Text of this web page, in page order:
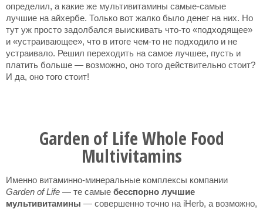
определил, а какие же мультивитамины самые-самые
лучшие на айхербе. Только вот жалко было денег на них. Но
тут уж просто задолбался выискивать что-то «подходящее»
и «устраивающее», что в итоге чем-то не подходило и не
устраивало. Решил переходить на самое лучшее, пусть и
платить больше — возможно, оно того действительно стоит?
И да, оно того стоит!
Garden of Life Whole Food
Multivitamins
Именно витаминно-минеральные комплексы компании
Garden of Life — те самые бесспорно лучшие
мультивитамины — совершенно точно на iHerb, а возможно,